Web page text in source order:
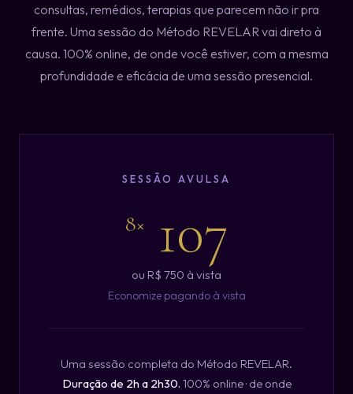
consultas, remédios, terapias que parecem não ir pra
frente. Uma sessão do Método REVELAR vai direto à
causa. 100% online, de onde você estiver, com a mesma
profundidade e eficácia de uma sessão presencial.
SESSÃO AVULSA
8× 107
ou R$ 750 à vista
Economize pagando à vista
Uma sessão completa do Método REVELAR.
Duração de 2h a 2h30. 100% online · de onde